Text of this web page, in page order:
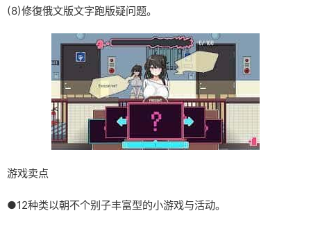
(8)修復俄文版文字跑版疑问题。
游戏卖点
●12种类以朝不个别子丰富型的小游戏与活动。